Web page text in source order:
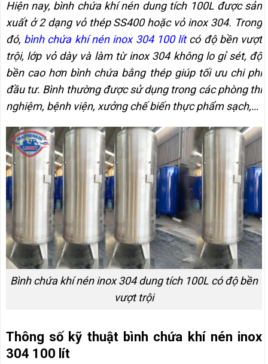
Hiện nay, bình chứa khí nén dung tích 100L được sản
xuất ở 2 dạng vỏ thép SS400 hoặc vỏ inox 304. Trong
đó, bình chứa khí nén inox 304 100 lít có độ bền vượt
trội, lớp vỏ dày và làm từ inox 304 không lo gỉ sét, độ
bền cao hơn bình chứa bằng thép giúp tối ưu chi phí
đầu tư. Bình thường được sử dụng trong các phòng thí
nghiệm, bệnh viện, xưởng chế biến thực phẩm sạch,…
Bình chứa khí nén inox 304 dung tích 100L có độ bền
vượt trội
Thông số kỹ thuật bình chứa khí nén inox
304 100 lít